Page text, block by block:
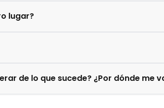
lugar?
de lo que sucede? ¿Por dónde me